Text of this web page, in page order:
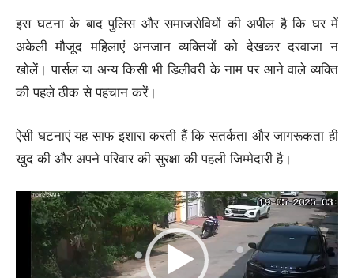
इस घटना के बाद पुलिस और समाजसेवियों की अपील है कि घर में
अकेली मौजूद महिलाएं अनजान व्यक्तियों को देखकर दरवाजा न
खोलें। पार्सल या अन्य किसी भी डिलीवरी के नाम पर आने वाले व्यक्ति
की पहले ठीक से पहचान करें।
ऐसी घटनाएं यह साफ इशारा करती हैं कि सतर्कता और जागरूकता ही
खुद की और अपने परिवार की सुरक्षा की पहली जिम्मेदारी है।